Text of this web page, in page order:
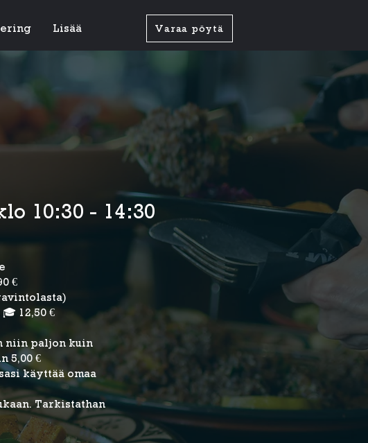
Lisää Varaa pöytä
10:30 - 14:30
€
12,50 €
niin paljon kuin
5,00 €
käyttää omaa
Tarkistathan